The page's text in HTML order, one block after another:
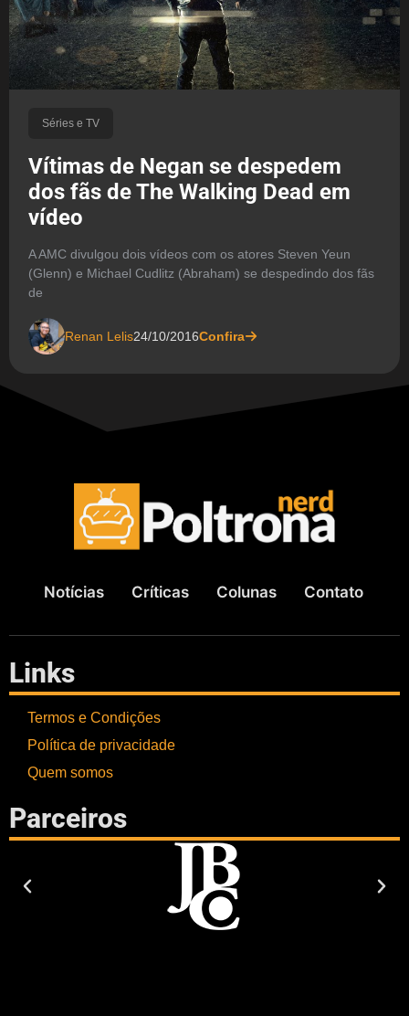
Séries e TV
Vítimas de Negan se despedem
dos fãs de The Walking Dead em
vídeo
A AMC divulgou dois vídeos com os atores Steven Yeun
(Glenn) e Michael Cudlitz (Abraham) se despedindo dos fãs
de
Renan Lelis24/10/2016Confira
Notícias Críticas Colunas Contato
Links
Termos e Condições
Política de privacidade
Quem somos
Parceiros